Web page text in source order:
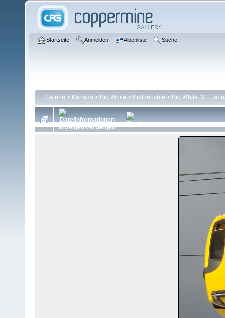
Startseite Anmelden Albenliste Suche
Galerie > Kanada > Big White > Bildberichte > Big White, 31.